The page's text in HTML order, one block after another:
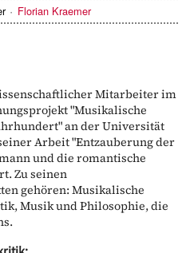
Florian Kraemer
Mitarbeiter im
"Musikalische
an der Universität
Arbeit "Entzauberung der
und die romantische
Zu seinen
gehören: Musikalische
Musik und Philosophie, die